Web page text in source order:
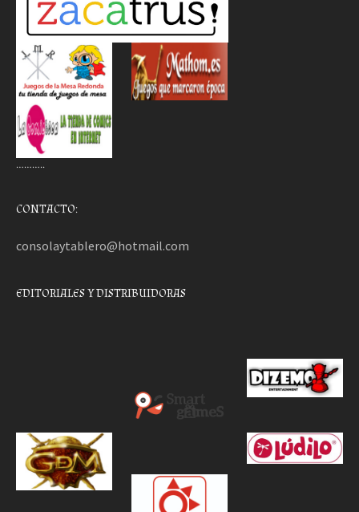
………..
CONTACTO:
consolaytablero@hotmail.com
EDITORIALES Y DISTRIBUIDORAS